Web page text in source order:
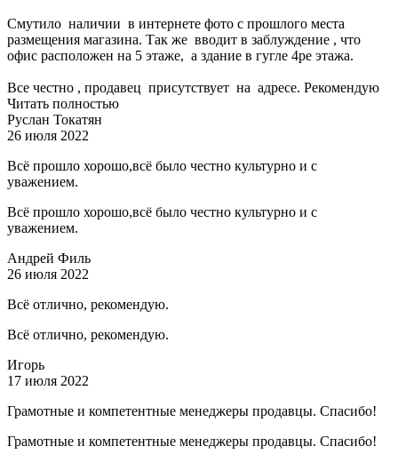
Смутило наличии в интернете фото с прошлого места
размещения магазина. Так же вводит в заблуждение , что
офис расположен на 5 этаже, а здание в гугле 4ре этажа.
Все честно , продавец присутствует на адресе. Рекомендую
Читать полностью
Руслан Токатян
26 июля 2022
Всё прошло хорошо,всё было честно культурно и с
уважением.
Всё прошло хорошо,всё было честно культурно и с
уважением.
Андрей Филь
26 июля 2022
Всё отлично, рекомендую.
Всё отлично, рекомендую.
Игорь
17 июля 2022
Грамотные и компетентные менеджеры продавцы. Спасибо!
Грамотные и компетентные менеджеры продавцы. Спасибо!